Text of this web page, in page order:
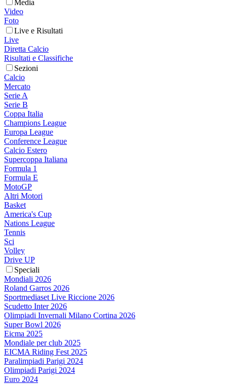
Media
Video
Foto
Live e Risultati
Live
Diretta Calcio
Risultati e Classifiche
Sezioni
Calcio
Mercato
Serie A
Serie B
Coppa Italia
Champions League
Europa League
Conference League
Calcio Estero
Supercoppa Italiana
Formula 1
Formula E
MotoGP
Altri Motori
Basket
America's Cup
Nations League
Tennis
Sci
Volley
Drive UP
Speciali
Mondiali 2026
Roland Garros 2026
Sportmediaset Live Riccione 2026
Scudetto Inter 2026
Olimpiadi Invernali Milano Cortina 2026
Super Bowl 2026
Eicma 2025
Mondiale per club 2025
EICMA Riding Fest 2025
Paralimpiadi Parigi 2024
Olimpiadi Parigi 2024
Euro 2024